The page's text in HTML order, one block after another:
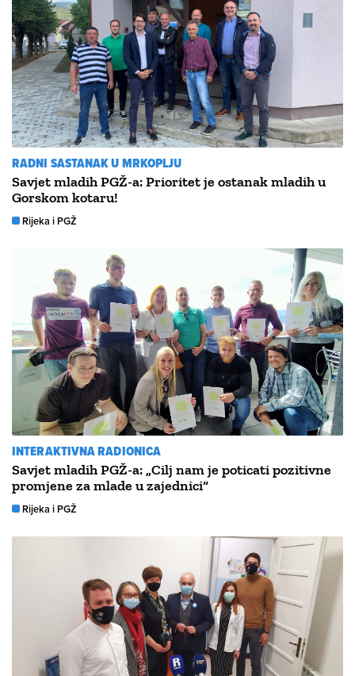
RADNI SASTANAK U MRKOPLJU
Savjet mladih PGŽ-a: Prioritet je ostanak mladih u
Gorskom kotaru!
Rijeka i PGŽ
INTERAKTIVNA RADIONICA
Savjet mladih PGŽ-a: „Cilj nam je poticati pozitivne
promjene za mlade u zajednici“
Rijeka i PGŽ